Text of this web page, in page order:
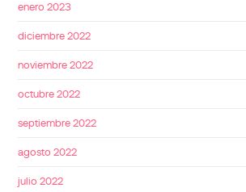
enero 2023
diciembre 2022
noviembre 2022
octubre 2022
septiembre 2022
agosto 2022
julio 2022